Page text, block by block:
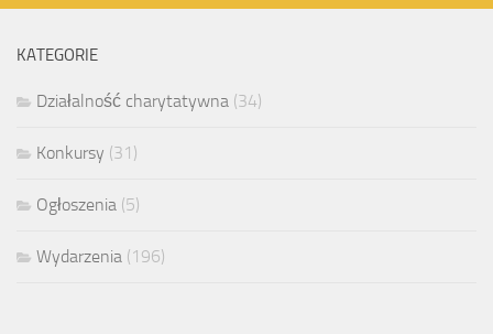
KATEGORIE
Działalność charytatywna (34)
Konkursy (31)
Ogłoszenia (5)
Wydarzenia (196)